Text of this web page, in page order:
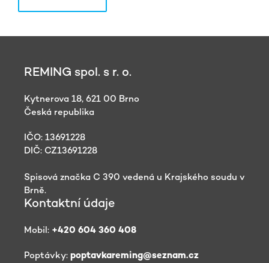
REMING spol. s r. o.
Kytnerova 18, 621 00 Brno
Česká republika
IČO: 13691228
DIČ: CZ13691228
Spisová značka C 390 vedená u Krajského soudu v
Brně.
Kontaktní údaje
Mobil: +420 604 360 408
Poptávky: poptavkareming@seznam.cz